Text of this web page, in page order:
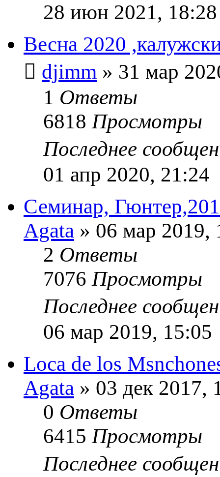
28 июн 2021, 18:28
Весна 2020
djimm » 31 мар
1 Ответы
6818 Просмотры
Последнее
01 апр 2020, 21:24
Семинар,
Agata » 06 мар 2019,
2 Ответы
7076 Просмотры
Последнее
06 мар 2019, 15:05
Loca de los
Agata » 03 дек 2017,
0 Ответы
6415 Просмотры
Последнее